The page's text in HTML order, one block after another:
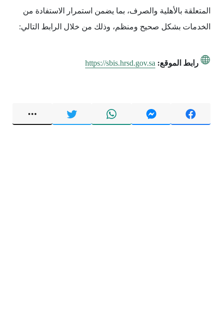
المتعلقة بالأهلية والصرف، بما يضمن استمرار الاستفادة من
الخدمات بشكل صحيح ومنظم، وذلك من خلال الرابط التالي:
رابط الموقع: https://sbis.hrsd.gov.sa